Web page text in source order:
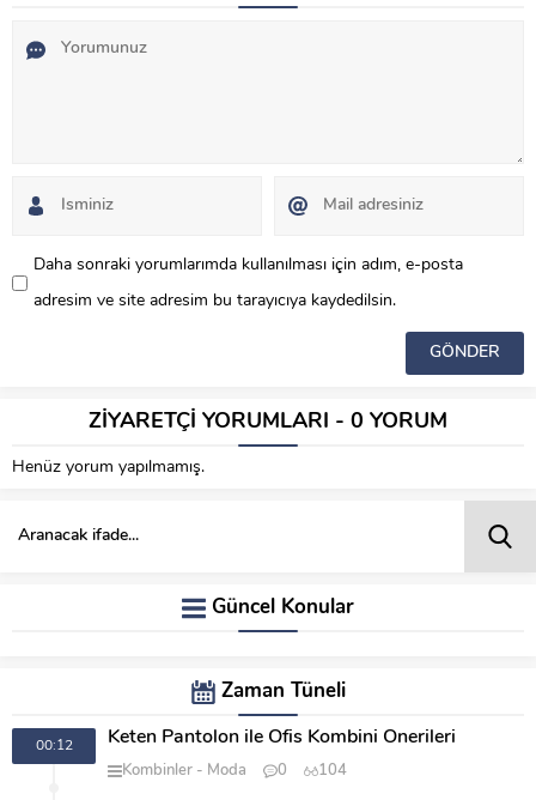
Daha sonraki yorumlarımda kullanılması için adım, e-posta
adresim ve site adresim bu tarayıcıya kaydedilsin.
ZİYARETÇİ YORUMLARI - 0 YORUM
Henüz yorum yapılmamış.
Güncel Konular
Zaman Tüneli
00:12 Keten Pantolon ile Ofis Kombini Önerileri
Kombinler Moda 0 104